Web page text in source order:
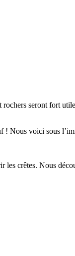
seront fort
Nous voici sous
les crêtes. Nous